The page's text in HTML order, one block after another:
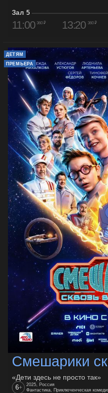
Зал 5
11:00 360 ₽ 13:20 360 ₽
ДЕТЯМ
ПРЕМЬЕРА
Смешарики
«Дети здесь не просто так»
6+
2025, Россия
Фантастика, Приключенческая